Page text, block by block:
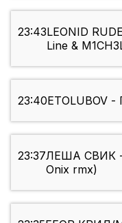
23:43LEONID
Line &
23:40ETOLUBOV
23:37ЛЕША СВИК -
Onix rmx)